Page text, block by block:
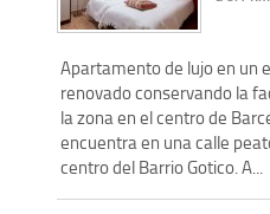
Apartamento de lujo en un
renovado conservando la
la zona en el centro de
encuentra en una calle
centro del Barrio Gotico. A...